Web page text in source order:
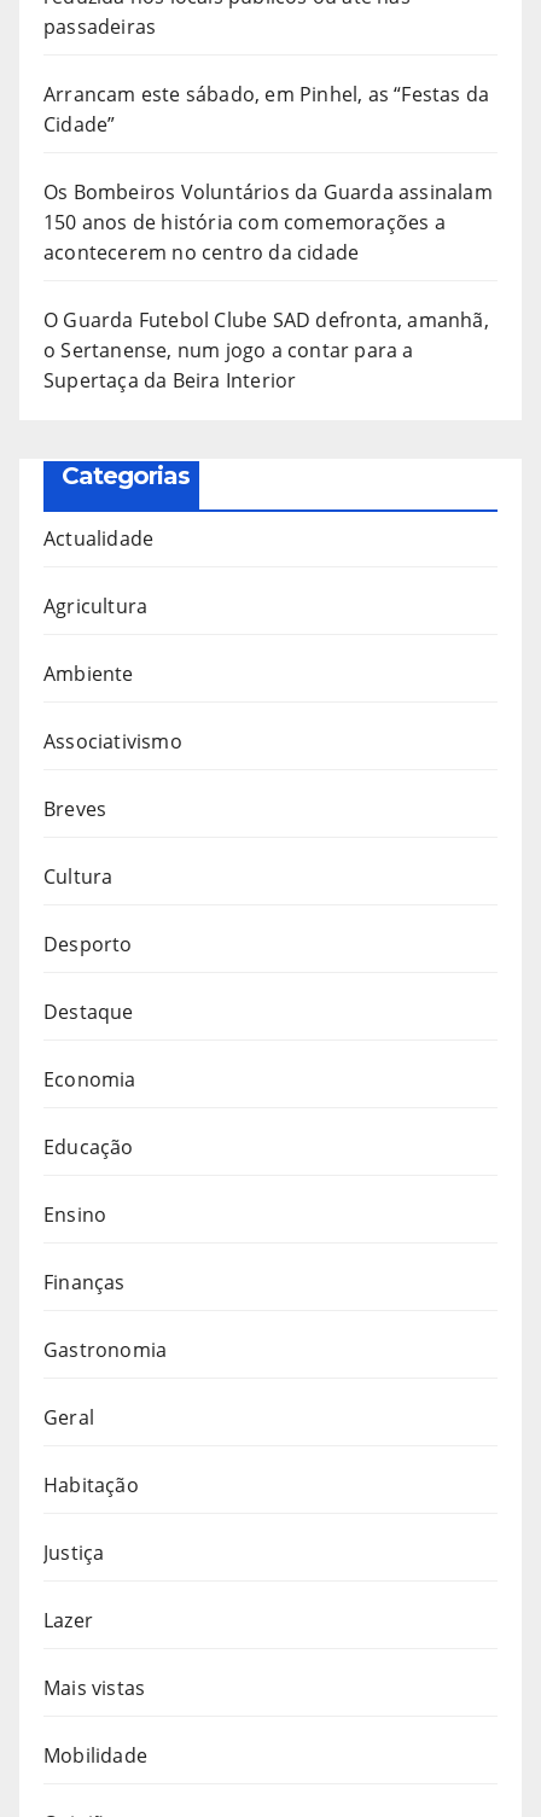
passadeiras
Arrancam este sábado, em Pinhel, as “Festas da
Cidade”
Os Bombeiros Voluntários da Guarda assinalam
150 anos de história com comemorações a
acontecerem no centro da cidade
O Guarda Futebol Clube SAD defronta, amanhã,
o Sertanense, num jogo a contar para a
Supertaça da Beira Interior
Categorias
Actualidade
Agricultura
Ambiente
Associativismo
Breves
Cultura
Desporto
Destaque
Economia
Educação
Ensino
Finanças
Gastronomia
Geral
Habitação
Justiça
Lazer
Mais vistas
Mobilidade